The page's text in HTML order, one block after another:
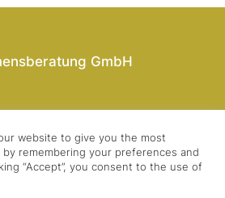
GmbH
Impressum
website to give you the most
remembering your preferences and
“Accept”, you consent to the use of